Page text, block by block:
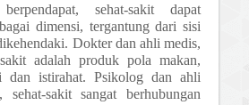
sehat-sakit dapat
dimensi, tergantung dari sisi
Dokter dan ahli medis,
adalah produk pola makan,
dan istirahat. Psikolog dan ahli
sehat-sakit sangat berhubungan